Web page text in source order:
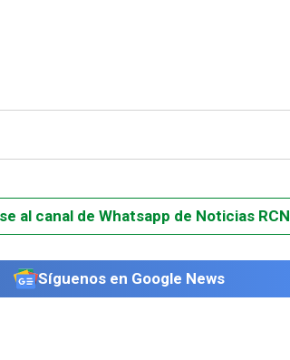
al canal de Whatsapp de Noticias RCN
Síguenos en Google News